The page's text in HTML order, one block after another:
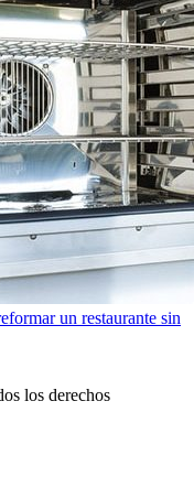
un restaurante sin
los derechos